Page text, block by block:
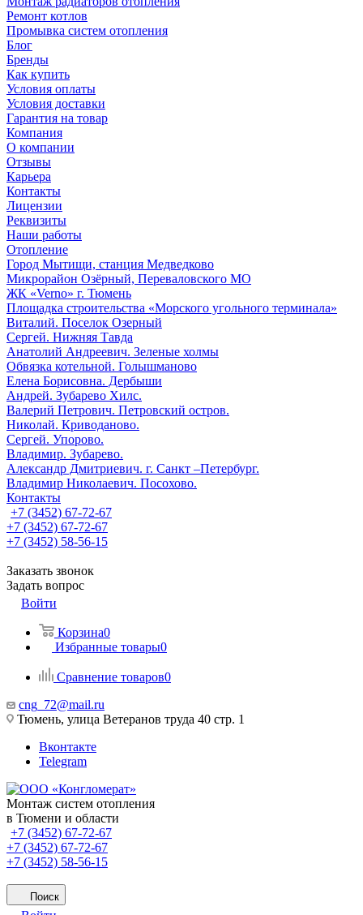
Ремонт котлов
Промывка систем отопления
Блог
Бренды
Как купить
Условия оплаты
Условия доставки
Гарантия на товар
Компания
О компании
Отзывы
Карьера
Контакты
Лицензии
Реквизиты
Наши работы
Отопление
Город Мытищи, станция Медведково
Микрорайон Озёрный, Переваловского МО
ЖК «Verno» г. Тюмень
Площадка строительства «Морского угольного терминала»
Виталий. Поселок Озерный
Сергей. Нижняя Тавда
Анатолий Андреевич. Зеленые холмы
Обвязка котельной. Голышманово
Елена Борисовна. Дербыши
Андрей. Зубарево Хилс.
Валерий Петрович. Петровский остров.
Николай. Криводаново.
Сергей. Упорово.
Владимир. Зубарево.
Александр Дмитриевич. г. Санкт –Петербург.
Владимир Николаевич. Посохово.
Контакты
+7 (3452) 67-72-67
+7 (3452) 67-72-67
+7 (3452) 58-56-15
Заказать звонок
Задать вопрос
Войти
Корзина0
Избранные товары0
Сравнение товаров0
cng_72@mail.ru
Тюмень, улица Ветеранов труда 40 стр. 1
Вконтакте
Telegram
Монтаж систем отопления
в Тюмени и области
+7 (3452) 67-72-67
+7 (3452) 67-72-67
+7 (3452) 58-56-15
Поиск